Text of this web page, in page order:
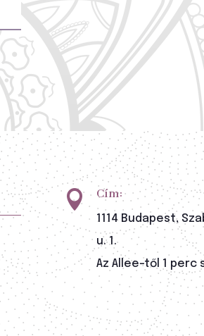
 Cím:
1114 Budapest,
u. 1.
Az Allee-től 1 perc